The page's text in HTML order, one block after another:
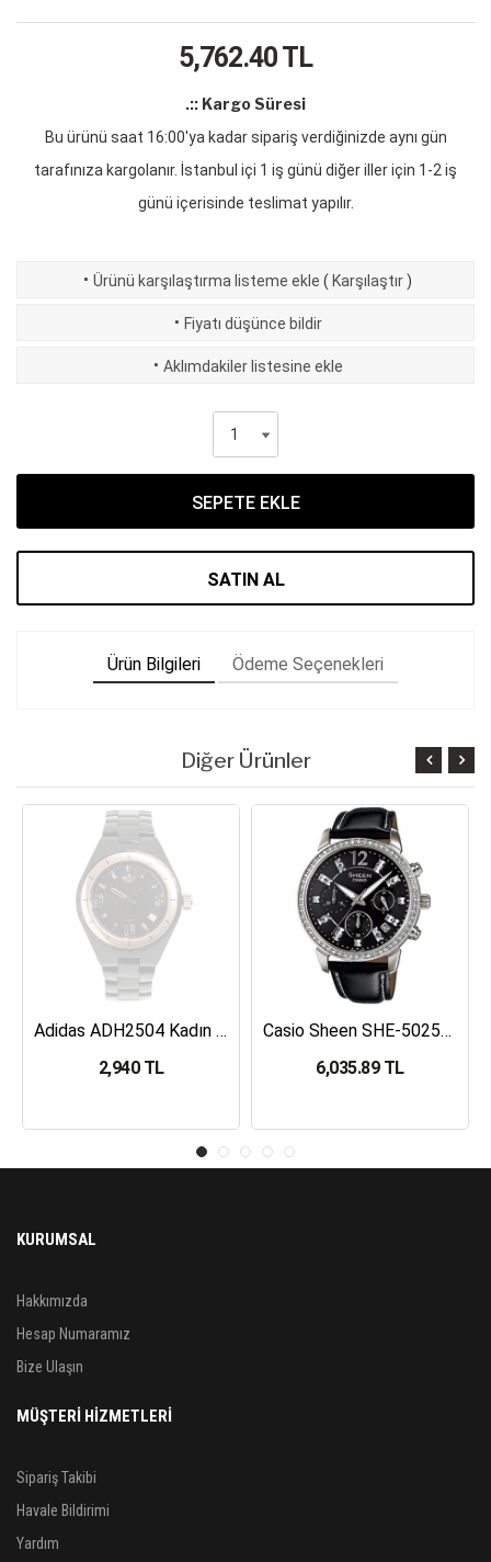
5,762.40TL
.:: Kargo Süresi
Bu ürünü saat 16:00'ya kadar sipariş verdiğinizde aynı gün
tarafınıza kargolanır. İstanbul içi 1 iş günü diğer iller için 1-2 iş
günü içerisinde teslimat yapılır.
· Ürünü karşılaştırma listeme ekle ( Karşılaştır )
· Fiyatı düşünce bildir
· Aklımdakiler listesine ekle
SEPETE EKLE
SATIN AL
Ürün Bilgileri Ödeme Seçenekleri
Diğer Ürünler
Adidas ADH2504 Kadın Kol Saati
2,940 TL
Casio Sheen SHE-5025BL-1ADR Kadın Kol Saati
6,035.89 TL
KURUMSAL
Hakkımızda
Hesap Numaramız
Bize Ulaşın
MÜŞTERİ HİZMETLERİ
Sipariş Takibi
Havale Bildirimi
Yardım